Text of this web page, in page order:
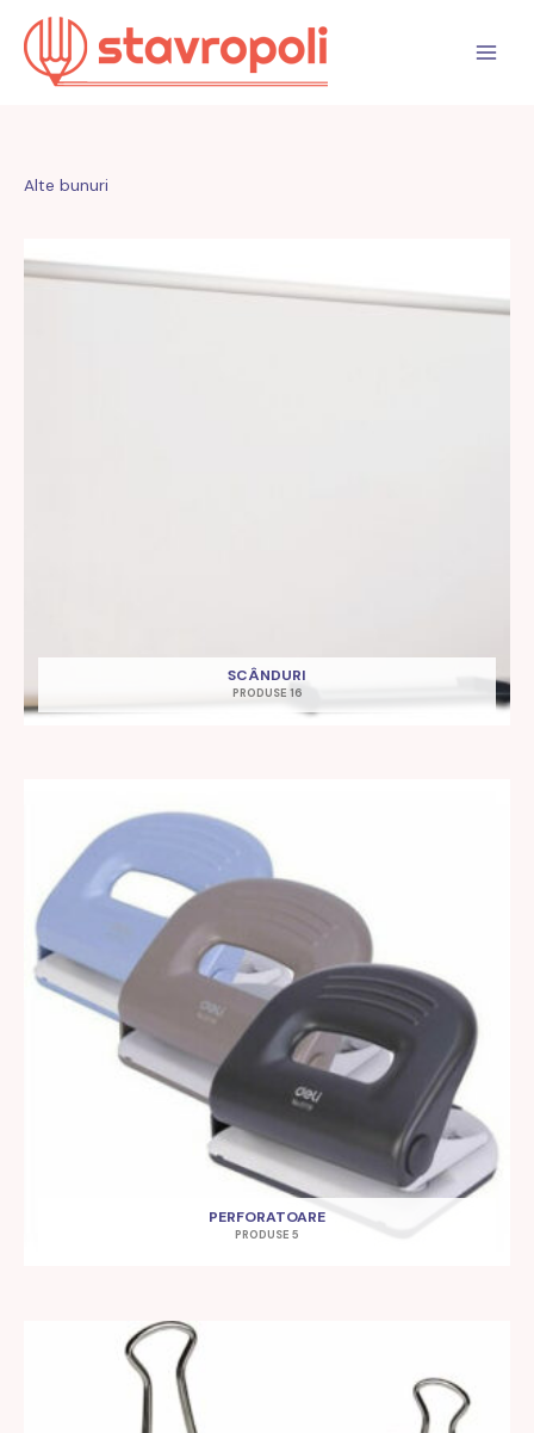
conținut
Alte bunuri
SCÂNDURI
PRODUSE 16
PERFORATOARE
PRODUSE 5